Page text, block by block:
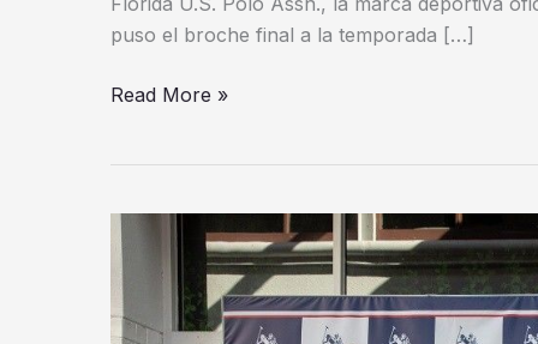
puso el broche final a la temporada […]
Read More »
U.S.
Polo
inaugura